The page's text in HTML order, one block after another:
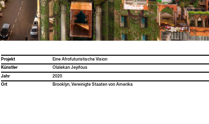
Pro­jekt
Eine Afro­fu­tur­is­tis­che Vision
Kün­stler
Olalekan Jey­i­fous
Jahr
2020
Ort
Brook­lyn, Vere­inigte Staat­en von Amerika